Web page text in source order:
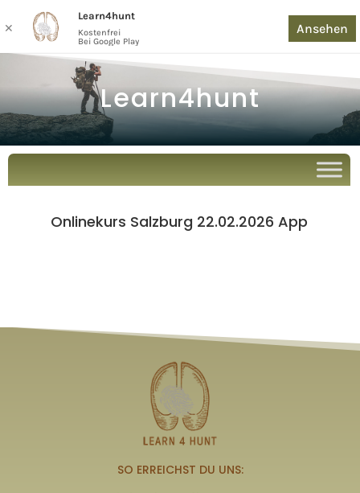
Learn4hunt
Onlinekurs Salzburg 22.02.2026 App
SO ERREICHST DU UNS:
✕
Learn4hunt
Kostenfrei
Bei Google Play
Ansehen